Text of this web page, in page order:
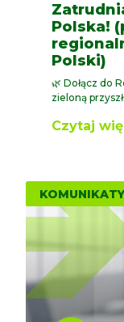
Polska!
Polski)
🌿 Dołącz do
zieloną
Czytaj